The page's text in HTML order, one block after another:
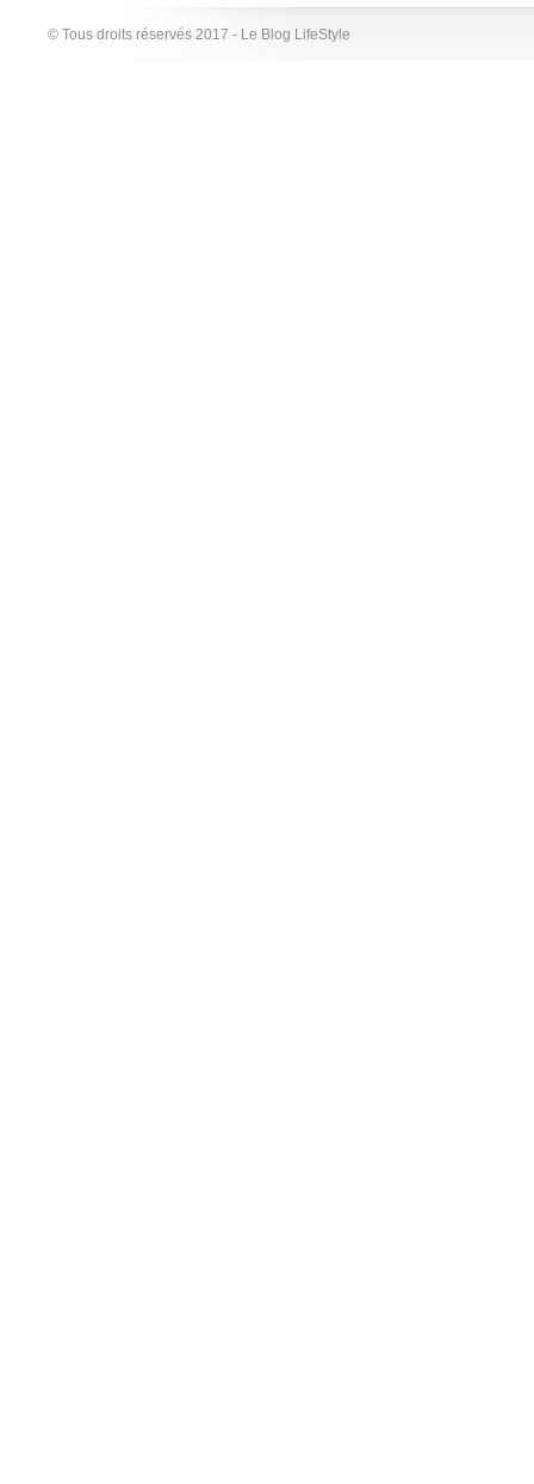
© Tous droits réservés 2017 - Le Blog LifeStyle